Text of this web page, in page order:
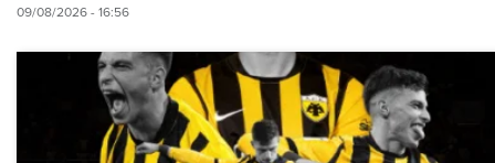
09/08/2026 - 16:56